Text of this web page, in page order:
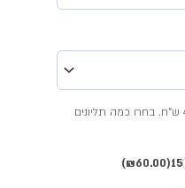
המוצר כולל 30 תליונים. תוספת תליון- 4 ש"ח. בחרו כמה תליונים
15
(₪60.00)